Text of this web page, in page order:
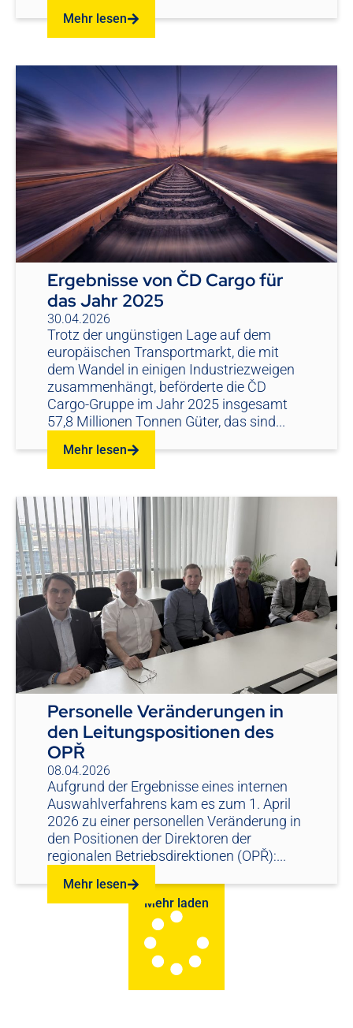
Mehr lesen
Ergebnisse von ČD Cargo für
das Jahr 2025
30.04.2026
Trotz der ungünstigen Lage auf dem
europäischen Transportmarkt, die mit
dem Wandel in einigen Industriezweigen
zusammenhängt, beförderte die ČD
Cargo-Gruppe im Jahr 2025 insgesamt
57,8 Millionen Tonnen Güter, das sind...
Mehr lesen
Personelle Veränderungen in
den Leitungspositionen des
OPŘ
08.04.2026
Aufgrund der Ergebnisse eines internen
Auswahlverfahrens kam es zum 1. April
2026 zu einer personellen Veränderung in
den Positionen der Direktoren der
regionalen Betriebsdirektionen (OPŘ):...
Mehr lesen
Mehr laden